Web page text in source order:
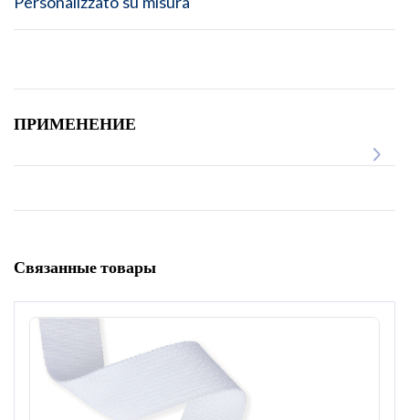
ПРИМЕНЕНИЕ
Связанные товары